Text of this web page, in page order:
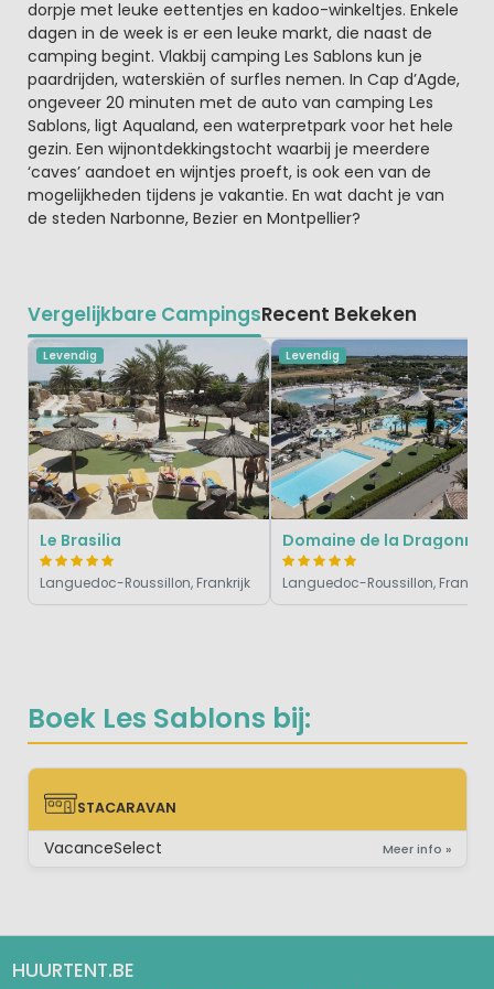
Boek Les Sablons bij:
STACARAVAN
STACARAVAN
VacanceSelect Meer info »
dorpje met leuke eettentjes en kadoo-winkeltjes. Enkele
dagen in de week is er een leuke markt, die naast de
camping begint. Vlakbij camping Les Sablons kun je
paardrijden, waterskiën of surfles nemen. In Cap d’Agde,
ongeveer 20 minuten met de auto van camping Les
Sablons, ligt Aqualand, een waterpretpark voor het hele
gezin. Een wijnontdekkingstocht waarbij je meerdere
‘caves’ aandoet en wijntjes proeft, is ook een van de
mogelijkheden tijdens je vakantie. En wat dacht je van
de steden Narbonne, Bezier en Montpellier?
Vergelijkbare CampingsRecent Bekeken
Levendig
Le Brasilia
Languedoc-Roussillon, Frankrijk
Levendig
Languedoc-Roussillon, Frankrijk
HUURTENT.BE